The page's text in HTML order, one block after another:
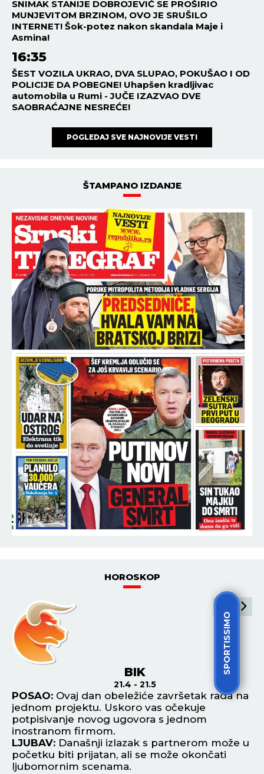
SPORTISSIMO
SNIMAK STANIJE DOBROJEVIĆ SE PROŠIRIO
MUNJEVITOM BRZINOM, OVO JE SRUŠILO
INTERNET! Šok-potez nakon skandala Maje i
Asmina!
16:35
ŠEST VOZILA UKRAO, DVA SLUPAO, POKUŠAO I OD
POLICIJE DA POBEGNE! Uhapšen kradljivac
automobila u Rumi - JUČE IZAZVAO DVE
SAOBRAĆAJNE NESREĆE!
POGLEDAJ SVE NAJNOVIJE VESTI
ŠTAMPANO IZDANJE
HOROSKOP
BIK
21.4 - 21.5
POSAO: Ovaj dan obeležiće završetak rada na
jednom projektu. Uskoro vas očekuje
potpisivanje novog ugovora s jednom
inostranom firmom.
LJUBAV: Današnji izlazak s partnerom može u
početku biti prijatan, ali se može okončati
ljubomornim scenama.